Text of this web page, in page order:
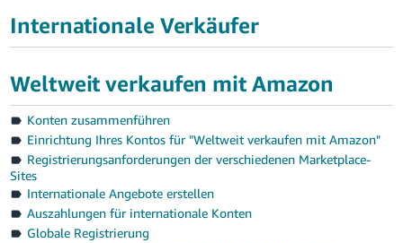
Internationale Verkäufer
Weltweit verkaufen mit Amazon
Konten zusammenführen
Einrichtung Ihres Kontos für "Weltweit verkaufen mit Amazon"
Registrierungsanforderungen der verschiedenen Marketplace-
Sites
Internationale Angebote erstellen
Auszahlungen für internationale Konten
Globale Registrierung